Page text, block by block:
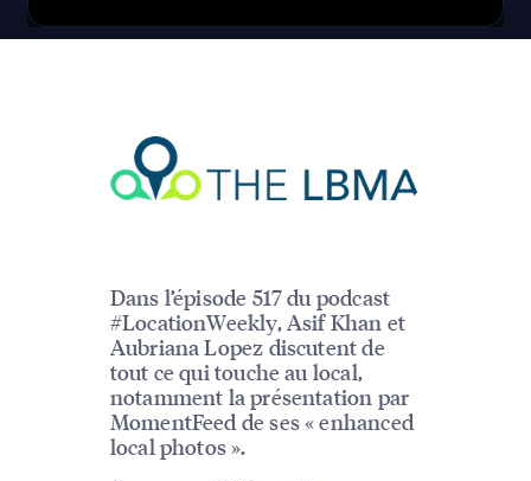
Dans l’épisode 517 du podcast
#LocationWeekly, Asif Khan et
Aubriana Lopez discutent de
tout ce qui touche au local,
notamment la présentation par
MomentFeed de ses « enhanced
local photos ».